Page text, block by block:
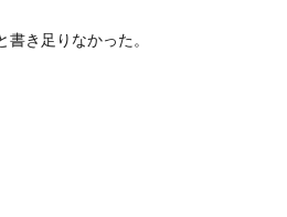
き足りなかった。